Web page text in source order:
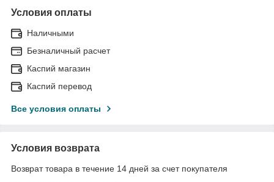
Условия оплаты
Наличными
Безналичный расчет
Каспий магазин
Каспий перевод
Все условия оплаты
Условия возврата
Возврат товара в течение 14 дней за счет покупателя